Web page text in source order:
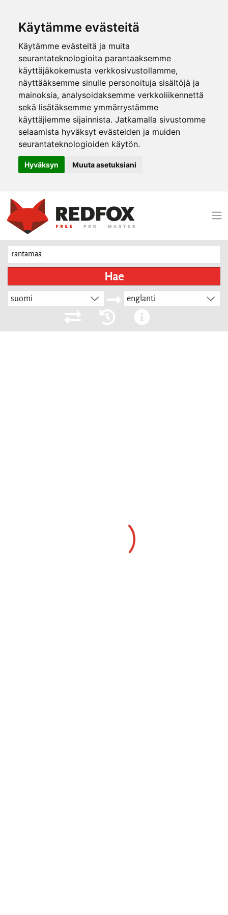
Käytämme evästeitä
Käytämme evästeitä ja muita
seurantateknologioita parantaaksemme
käyttäjäkokemusta verkkosivustollamme,
näyttääksemme sinulle personoituja sisältöjä ja
mainoksia, analysoidaksemme verkkoliikennettä
sekä lisätäksemme ymmärrystämme
käyttäjiemme sijainnista. Jatkamalla sivustomme
selaamista hyväksyt evästeiden ja muiden
seurantateknologioiden käytön.
Hyväksyn Muuta asetuksiani
Hae
suomi englanti